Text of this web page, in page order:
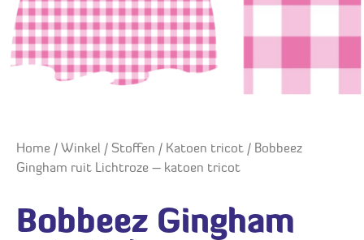
Home / Winkel / Stoffen / Katoen tricot / Bobbeez
Gingham ruit Lichtroze – katoen tricot
Bobbeez Gingham